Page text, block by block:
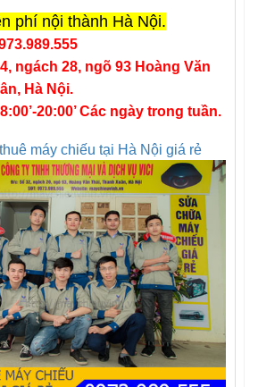
phí nội thành Hà Nội.
ngách 28, ngõ 93 Hoàng Văn
Hà Nội.
8:00’-20:00’ Các ngày trong tuần.
máy chiếu tại Hà Nội giá rẻ